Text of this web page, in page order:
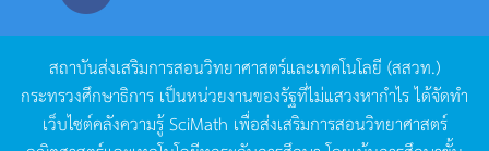
สถาบันส่งเสริมการสอนวิทยาศาสตร์และเทคโนโลยี (สสวท.)
กระทรวงศึกษาธิการ เป็นหน่วยงานของรัฐที่ไม่แสวงหากำไรได้จัดทำ
เว็บไซต์คลังความรู้SciMath เพื่อส่งเสริมการสอนวิทยาศาสตร์